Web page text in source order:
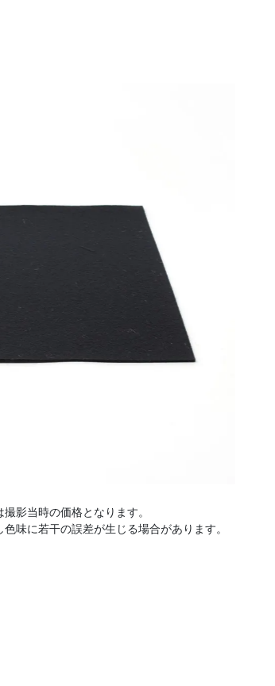
影当時の価格となります。
味に若干の誤差が生じる場合があります。